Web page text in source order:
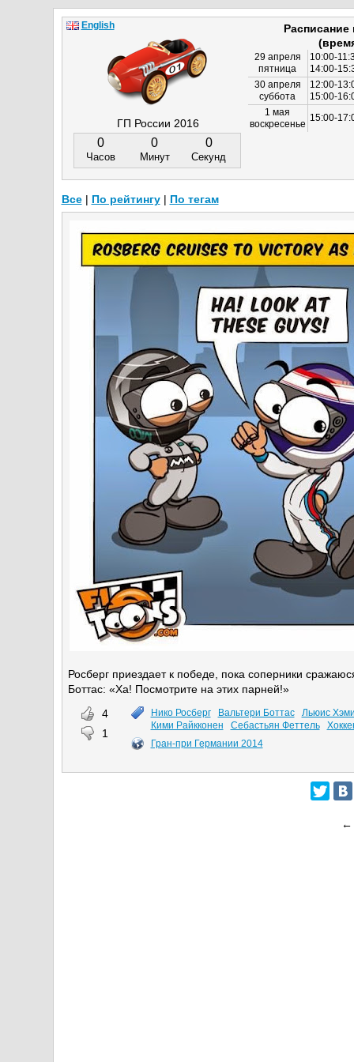
Росберг приездает к победе, пока соперники
Боттас: «Ха! Посмотрите на этих парней!»
4
1
Нико Росберг Вальтери Боттас
Льюис
Кими Райкконен
Себастьян Феттель
Гран-при Германии 2014
ГП России 2016
0
Часов
0
Минут
0
Секунд
29 апреля
пятница
10:00-
14:00-
30 апреля
суббота
12:00-
15:00-
1 мая
воскресенье
15:00-
English
Все| По рейтингу| По тегам